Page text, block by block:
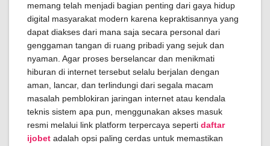
memang telah menjadi bagian penting dari gaya hidup
digital masyarakat modern karena kepraktisannya yang
dapat diakses dari mana saja secara personal dari
genggaman tangan di ruang pribadi yang sejuk dan
nyaman. Agar proses berselancar dan menikmati
hiburan di internet tersebut selalu berjalan dengan
aman, lancar, dan terlindungi dari segala macam
masalah pemblokiran jaringan internet atau kendala
teknis sistem apa pun, menggunakan akses masuk
resmi melalui link platform terpercaya seperti daftar
ijobet adalah opsi paling cerdas untuk memastikan